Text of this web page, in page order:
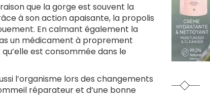
que la gorge est souvent la
à son action apaisante, la propolis
En calmant également la
un médicament à proprement
est consommée dans le
l’organisme lors des changements
réparateur et d’une bonne